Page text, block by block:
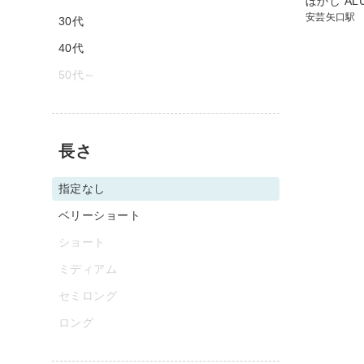
安芸矢口駅
30代
40代
50代～
長さ
指定なし
ベリーショート
ショート
ミディアム
セミロング
ロング